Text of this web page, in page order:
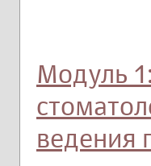
Модуль
ведения